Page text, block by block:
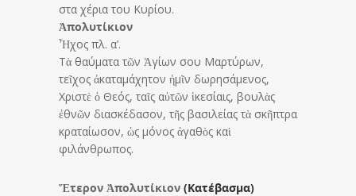
στα χέρια του Κυρίου.
Ἀπολυτίκιον
Ἦχος πλ. α’.
Τὰ θαύματα τῶν Ἁγίων σου Μαρτύρων,
τεῖχος ἀκαταμάχητον ἡμῖν δωρησάμενος,
Χριστὲ ὁ Θεός, ταῖς αὐτῶν ἱκεσίαις, βουλὰς
ἐθνῶν διασκέδασον, τῆς βασιλείας τὰ σκῆπτρα
κραταίωσον, ὡς μόνος ἀγαθὸς καὶ
φιλάνθρωπος.
Ἕτερον Ἀπολυτίκιον (Κατέβασμα)